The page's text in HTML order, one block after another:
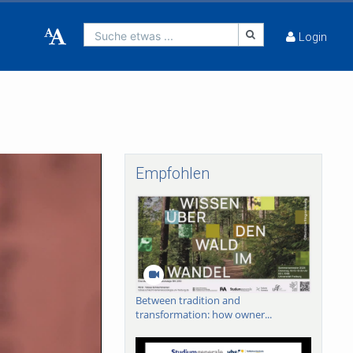
Suche etwas ... Login
Empfohlen
Between tradition and
transformation: how owner...